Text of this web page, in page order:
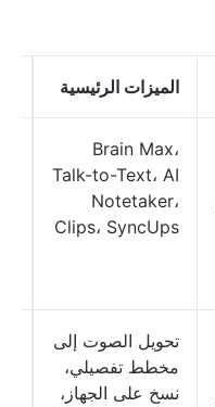
الميزات الرئيسية
Brain Max،
Talk-to-Text، AI
Notetaker،
Clips، SyncUps
تحويل الصوت إلى
مخطط تفصيلي،
نسخ على الجهاز،